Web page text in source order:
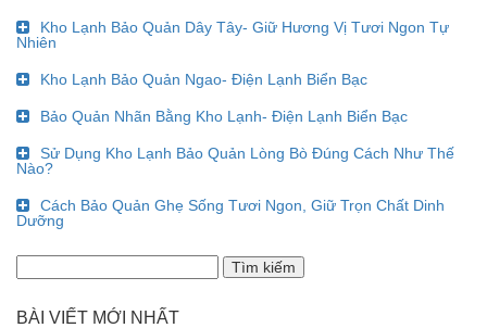
Kho Lạnh Bảo Quản Dây Tây- Giữ Hương Vị Tươi Ngon Tự
Nhiên
Kho Lạnh Bảo Quản Ngao- Điện Lạnh Biển Bạc
Bảo Quản Nhãn Bằng Kho Lạnh- Điện Lạnh Biển Bạc
Sử Dụng Kho Lạnh Bảo Quản Lòng Bò Đúng Cách Như Thế
Nào?
Cách Bảo Quản Ghẹ Sống Tươi Ngon, Giữ Trọn Chất Dinh
Dưỡng
kiếm
BÀI VIẾT MỚI NHẤT